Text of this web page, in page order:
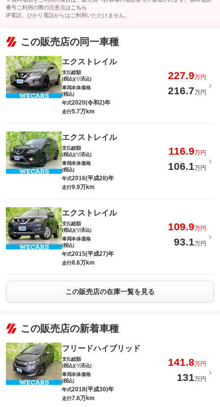
番号ご利用の際の注意点は こちら
IP電話、ひかり電話からはご利用いただけません。
この販売店の同一車種
エクストレイル
支払総額
(税込)(リ済込)
227.9万円
車両本体価格
(税込)
216.7万円
年式2020(令和2)年
走行5.7万km
エクストレイル
支払総額
(税込)(リ済込)
116.9万円
車両本体価格
(税込)
106.1万円
年式2016(平成28)年
走行9.9万km
エクストレイル
支払総額
(税込)(リ済込)
109.9万円
車両本体価格
(税込)
93.1万円
年式2015(平成27)年
走行8.6万km
この販売店の在庫一覧を見る
この販売店の新着車種
フリードハイブリッド
支払総額
(税込)(リ済込)
141.8万円
車両本体価格
(税込)
131万円
年式2018(平成30)年
走行7.6万km